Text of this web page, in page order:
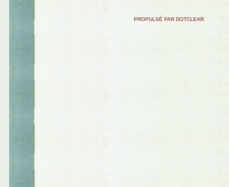
PROPULSÉ PAR DOTCLEAR